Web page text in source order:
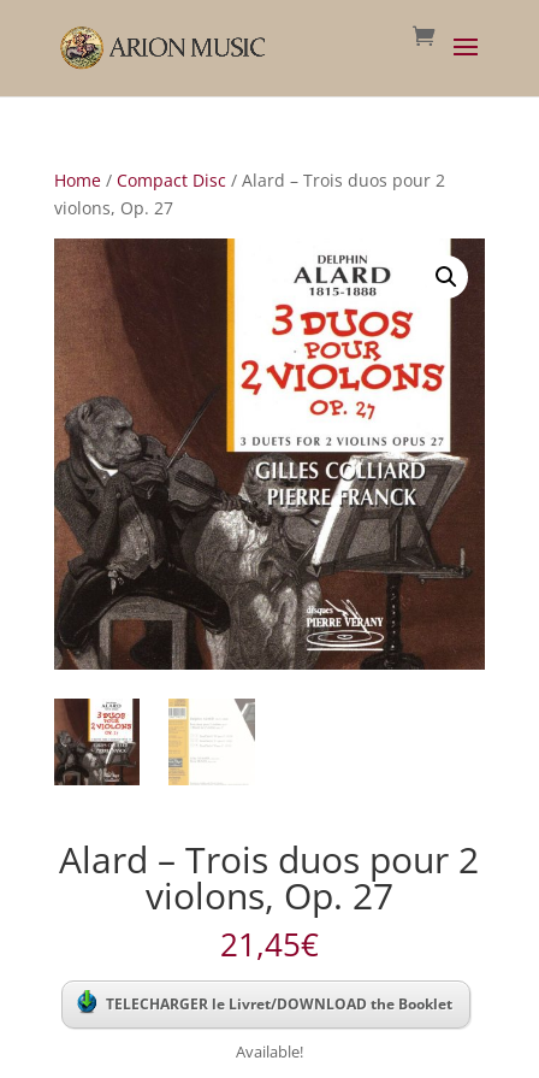
Home/ Compact Disc/ Alard – Trois duos pour 2
violons, Op. 27
Alard – Trois duos pour 2
violons, Op. 27
21,45€
TELECHARGER le Livret/DOWNLOAD the Booklet
Available!